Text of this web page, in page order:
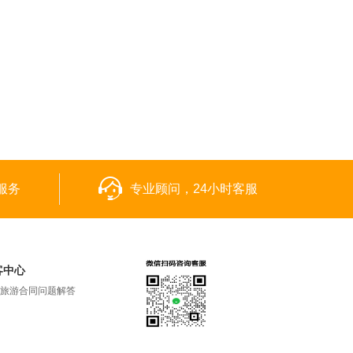
务 专业顾问，24小时客服
中心
游合同问题解答